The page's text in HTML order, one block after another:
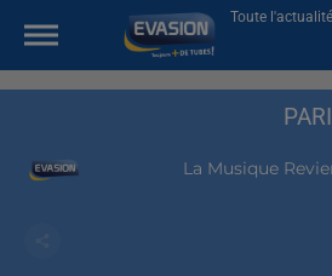
Toute
La Musique